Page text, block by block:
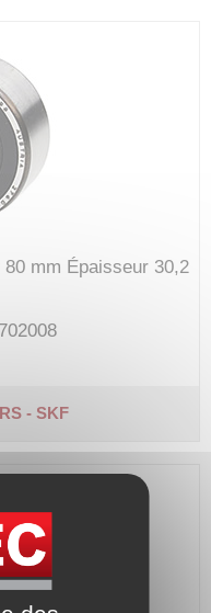
mm Épaisseur 30,2
702008
- SKF